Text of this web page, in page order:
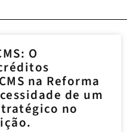
O
na Reforma
de um
no